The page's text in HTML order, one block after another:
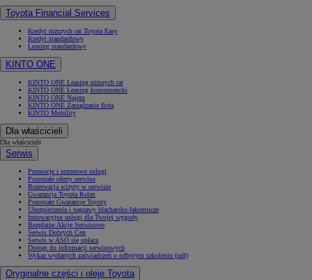
Toyota Financial Services
Kredyt niższych rat Toyota Easy
Kredyt standardowy
Leasing standardowy
KINTO ONE
KINTO ONE Leasing niższych rat
KINTO ONE Leasing konsumencki
KINTO ONE Najem
KINTO ONE Zarządzanie flotą
KINTO Mobility
Dla właścicieli
Dla właścicieli
Serwis
Promocje i sezonowe usługi
Pozostałe oferty serwisu
Rezerwacja wizyty w serwisie
Gwarancja Toyota Relax
Pozostałe Gwarancje Toyoty
Ubezpieczenia i naprawy blacharsko-lakiernicze
Innowacyjne usługi dla Twojej wygody
Bezpłatne Akcje Serwisowe
Serwis Dobrych Cen
Serwis w ASO się opłaca
Dostęp do informacji serwisowych
Wykaz wydanych zaświadczeń o odbytym szkoleniu (pdf)
Oryginalne części i oleje Toyota